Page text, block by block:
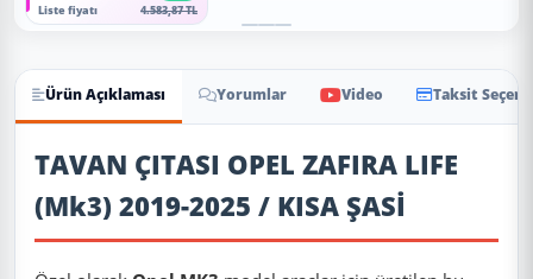
Liste fiyatı
4.583,87 TL
Ürün Açıklaması Yorumlar Video Taksit
Ürün Açıklaması
TAVAN ÇITASI OPEL ZAFIRA LIFE
(Mk3) 2019-2025 / KISA ŞASİ